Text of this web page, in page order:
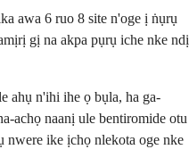
awa 6 ruo 8 site n'oge ị ṅụrụ
gị na akpa pụrụ iche nke ndị
ahụ n'ihi ihe ọ bụla, ha ga-
achọ naanị ule bentiromide otu
nwere ike ịchọ nlekota oge nke